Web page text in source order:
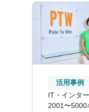
活用事例
IT・インター
ト
2001〜5000